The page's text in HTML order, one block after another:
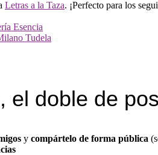
Letras a la Taza. ¡Perfecto para los
Esencia
Tudela
el doble de
y compártelo de forma pública